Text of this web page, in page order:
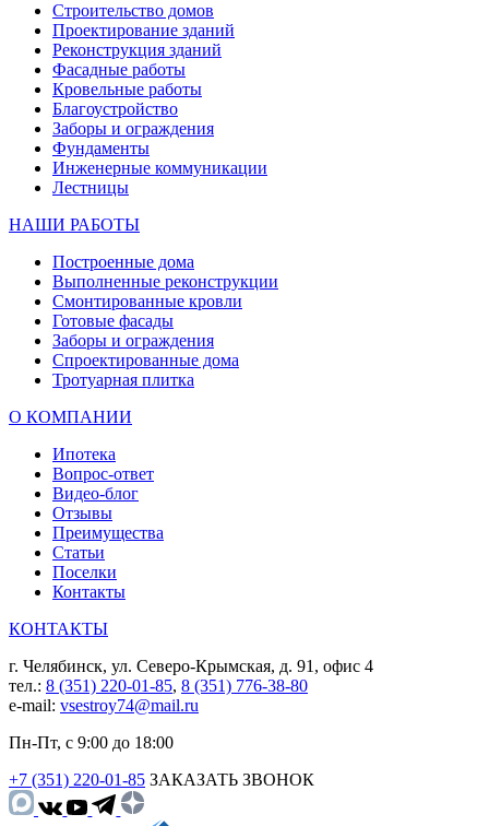
Строительство домов
Проектирование зданий
Реконструкция зданий
Фасадные работы
Кровельные работы
Благоустройство
Заборы и ограждения
Фундаменты
Инженерные коммуникации
Лестницы
НАШИ РАБОТЫ
Построенные дома
Выполненные реконструкции
Смонтированные кровли
Готовые фасады
Заборы и ограждения
Спроектированные дома
Тротуарная плитка
О КОМПАНИИ
Ипотека
Вопрос-ответ
Видео-блог
Отзывы
Преимущества
Статьи
Поселки
Контакты
КОНТАКТЫ
г. Челябинск, ул. Северо-Крымская, д. 91, офис 4
тел.: 8 (351) 220-01-85, 8 (351) 776-38-80
e-mail: vsestroy74@mail.ru
Пн-Пт, с 9:00 до 18:00
+7 (351) 220-01-85 ЗАКАЗАТЬ ЗВОНОК